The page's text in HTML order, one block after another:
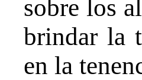
sobre los
brindar la
en la